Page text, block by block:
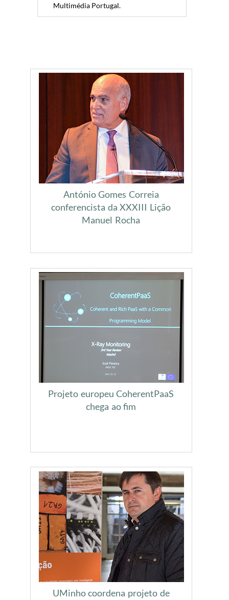
Multimédia Portugal.
António Gomes Correia
conferencista da XXXIII Lição
Manuel Rocha
Projeto europeu CoherentPaaS
chega ao fim
UMinho coordena projeto de